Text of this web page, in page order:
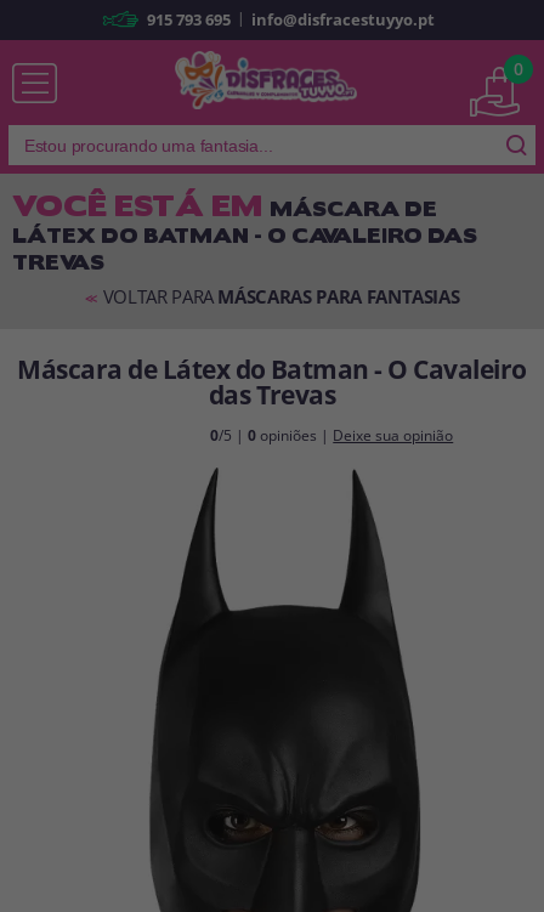
Já sou cliente
Lembrar-me Esqueceu sua senha?
ENTRAR
É a minha primeira vez
Sou novo
disfracestuyyo.pt
, você poderá fazer suas
compras rapidamente em nossa loja virtual, verificar o status de seus
pedidos e consultar suas operações anteriores.
Vá em frente! Estávamos esperando por você.
CRIAR CONTA
915 793 695 | info@disfracestuyyo.pt
0
VOCÊ ESTÁ EM MÁSCARA DE
LÁTEX DO BATMAN - O CAVALEIRO DAS
TREVAS
<< VOLTAR PARA MÁSCARAS PARA FANTASIAS
Máscara de Látex do Batman - O Cavaleiro
das Trevas
0/5 |0 opiniões | Deixe sua opinião